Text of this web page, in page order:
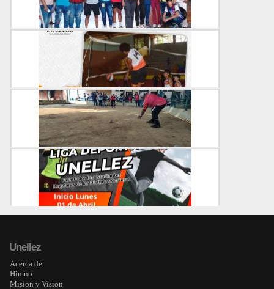
12-12-2024
Unellez impulsa el talento deportivo en los Juego...
20 de septiembre: Día Internacional del Deporte ...
CENTRAL
Copa "Ezequiel Zamora" Unellez de Bolas Criolla l...
CENTRAL
05-05-2024
Unellez Deporte creará Liga Deportiva estudianti...
Unellez
Acerca de
Himno
Mision y Vision